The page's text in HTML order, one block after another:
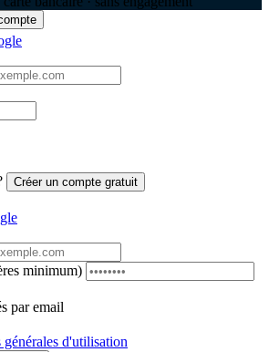
Créer un compte gratuit
minimum)
par email
d'utilisation